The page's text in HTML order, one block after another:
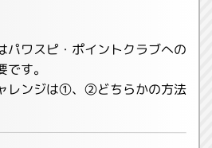
パワスピ・ポイントクラブへの
す。
レンジは①、②どちらかの方法